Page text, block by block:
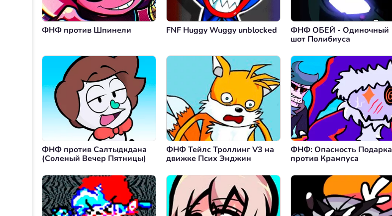
ФНФ против Шпинели FNF Huggy Wuggy unblocked
ФНФ ОБЕЙ - Одиночный
шот Полибиуса
ФНФ против Салтыдкдана
(Соленый Вечер Пятницы)
ФНФ Тейлс Троллинг V3 на
движке Псих Энджин
ФНФ: Опасность Подарка
против Крампуса